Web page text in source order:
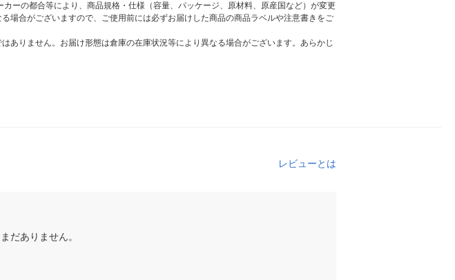
ーの都合等により、商品規格・仕様（容量、パッケージ、原材料、原産国など）が変更
場合がございますので、ご使用前には必ずお届けした商品の商品ラベルや注意書きをご
ありません。お届け形態は倉庫の在庫状況等により異なる場合がございます。あらかじ
レビューとは
だありません。